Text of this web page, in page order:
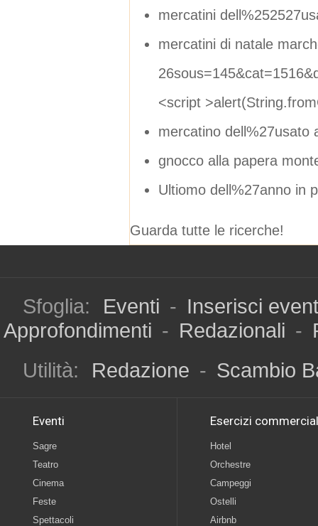
mercatini
mercatini di natale
<script
mercatino dell%27usato
gnocco alla papera
Ultiomo dell%27anno in
Guarda tutte le ricerche!
Sfoglia: Eventi - Inserisci
Approfondimenti - Redazionali -
Utilità:
Redazione - Scambio
Eventi
Sagre
Teatro
Cinema
Feste
Spettacoli
Esercizi
Hotel
Orchestre
Campeggi
Ostelli
Airbnb